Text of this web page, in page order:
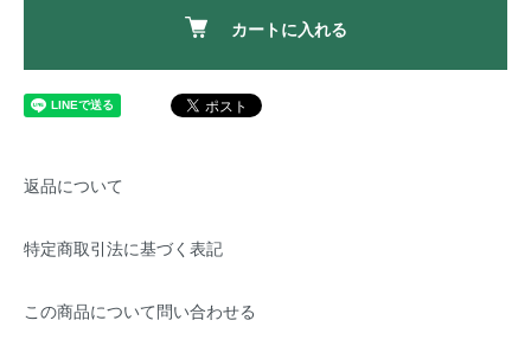
カートに入れる
返品について
特定商取引法に基づく表記
この商品について問い合わせる